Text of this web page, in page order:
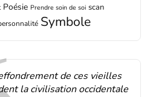
Poésie Prendre soin de soi scan
Symbole
de ces vieilles
la civilisation occidentale